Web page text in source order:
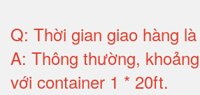
Q: Thời gian giao hàng
A: Thông thường,
với container 1 * 20ft.